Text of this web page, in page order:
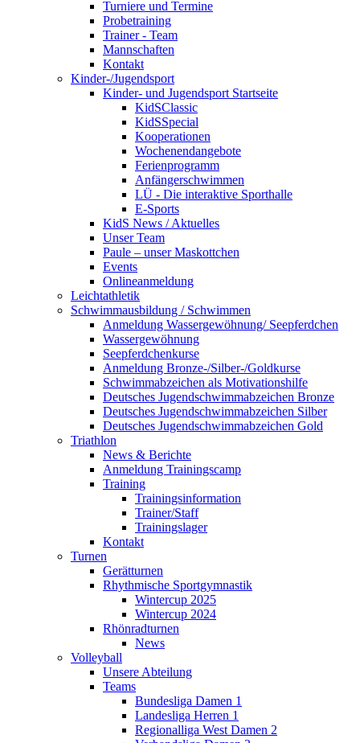
Turniere und Termine
Probetraining
Trainer - Team
Mannschaften
Kontakt
Kinder-/Jugendsport
Kinder- und Jugendsport Startseite
KidSClassic
KidSSpecial
Kooperationen
Wochenendangebote
Ferienprogramm
Anfängerschwimmen
LÜ - Die interaktive Sporthalle
E-Sports
KidS News / Aktuelles
Unser Team
Paule – unser Maskottchen
Events
Onlineanmeldung
Leichtathletik
Schwimmausbildung / Schwimmen
Anmeldung Wassergewöhnung/ Seepferdchen
Wassergewöhnung
Seepferdchenkurse
Anmeldung Bronze-/Silber-/Goldkurse
Schwimmabzeichen als Motivationshilfe
Deutsches Jugendschwimmabzeichen Bronze
Deutsches Jugendschwimmabzeichen Silber
Deutsches Jugendschwimmabzeichen Gold
Triathlon
News & Berichte
Anmeldung Trainingscamp
Training
Trainingsinformation
Trainer/Staff
Trainingslager
Kontakt
Turnen
Gerätturnen
Rhythmische Sportgymnastik
Wintercup 2025
Wintercup 2024
Rhönradturnen
News
Volleyball
Unsere Abteilung
Teams
Bundesliga Damen 1
Landesliga Herren 1
Regionalliga West Damen 2